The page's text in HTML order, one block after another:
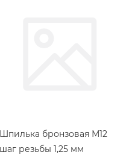
Шпилька бронзовая М12
шаг резьбы 1,25 мм